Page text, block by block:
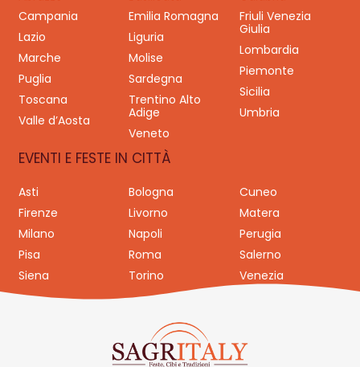
Campania
Emilia Romagna
Friuli Venezia
Giulia
Lazio
Liguria
Lombardia
Marche
Molise
Piemonte
Puglia
Sardegna
Sicilia
Toscana
Trentino Alto
Adige
Umbria
Valle d’Aosta
Veneto
EVENTI E FESTE IN CITTÀ
Asti Bologna
Cuneo
Firenze
Livorno
Matera
Milano
Napoli
Perugia
Pisa
Roma
Salerno
Siena
Torino Venezia